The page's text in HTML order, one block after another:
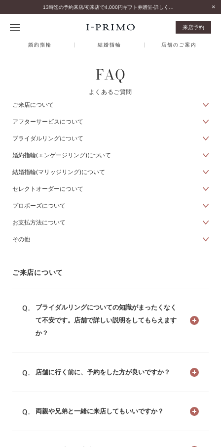
来店予約
婚約指輪 結婚指輪 店舗のご案内
FAQ
よくあるご質問
ご来店について
アフターサービスについて
ブライダルリングについて
婚約指輪(エンゲージリング)について
結婚指輪(マリッジリング)について
セレクトオーダーについて
プロポーズについて
お支払方法について
その他
ご来店について
ブライダルリングについての知識がまったくなく
て不安です。店舗で詳しい説明をしてもらえます
か？
店舗に行く前に、予約をした方が良いですか？
両親や兄弟と一緒に来店してもいいですか？